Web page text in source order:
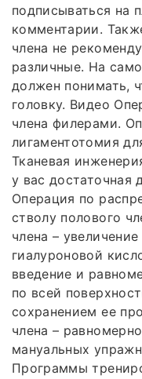
подписываться на
комментарии.
члена не
различные. На
должен понимать,
головку. Видео
члена филерами.
лигаментотомия
Тканевая
у вас достаточная
Операция по
стволу полового
члена –
гиалуроновой
введение и
по всей
сохранением ее
члена –
мануальных
Программы